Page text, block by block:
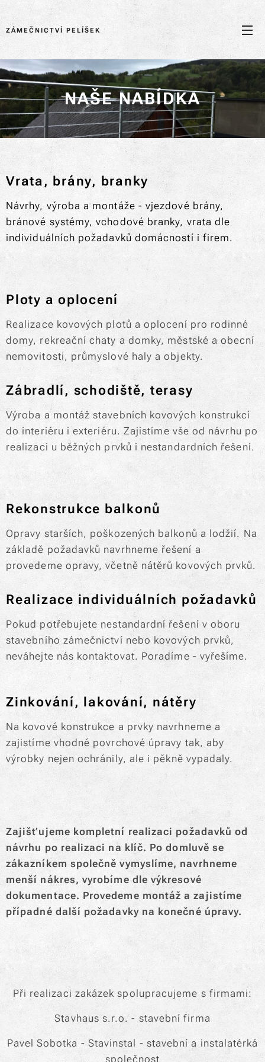
ZÁMEČNICTVÍ PELÍŠEK
NAŠE NABÍDKA
Vrata, brány, branky
Návrhy, výroba a montáže - vjezdové brány,
bránové systémy, vchodové branky, vrata dle
individuálních požadavků domácností i firem.
Ploty a oplocení
Realizace kovových plotů a oplocení pro rodinné
domy, rekreační chaty a domky, městské a obecní
nemovitosti, průmyslové haly a objekty.
Zábradlí, schodiště, terasy
Výroba a montáž stavebních kovových konstrukcí
do interiéru i exteriéru. Zajistíme vše od návrhu po
realizaci u běžných prvků i nestandardních řešení.
Rekonstrukce balkonů
Opravy starších, poškozených balkonů a lodžií. Na
základě požadavků navrhneme řešení a
provedeme opravy, včetně nátěrů kovových prvků.
Realizace individuálních požadavků
Pokud potřebujete nestandardní řešení v oboru
stavebního zámečnictví nebo kovových prvků,
neváhejte nás kontaktovat. Poradíme - vyřešíme.
Zinkování, lakování, nátěry
Na kovové konstrukce a prvky navrhneme a
zajistíme vhodné povrchové úpravy tak, aby
výrobky nejen ochránily, ale i pěkně vypadaly.
Zajišťujeme kompletní realizaci požadavků od
návrhu po realizaci na klíč. Po domluvě se
zákazníkem společně vymyslíme, navrhneme
menší nákres, vyrobíme dle výkresové
dokumentace. Provedeme montáž a zajistíme
případné další požadavky na konečné úpravy.
Při realizaci zakázek spolupracujeme s firmami:
Stavhaus s.r.o. - stavební firma
Pavel Sobotka - Stavinstal - stavební a instalatérká
společnost